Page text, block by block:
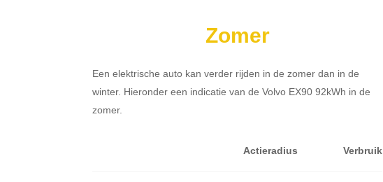
Zomer
Een elektrische auto kan verder rijden in de zomer dan in de
winter. Hieronder een indicatie van de Volvo EX90 92kWh in de
zomer.
Actieradius Verbruik